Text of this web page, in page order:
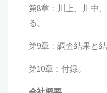
第8章：川上、川中
る。
第9章：調査結果と結
第10章：付録。